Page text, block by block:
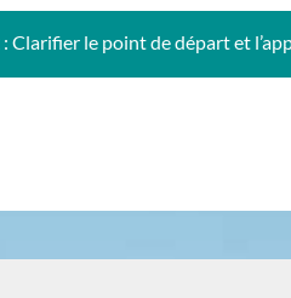
: Clarifier le point de départ et